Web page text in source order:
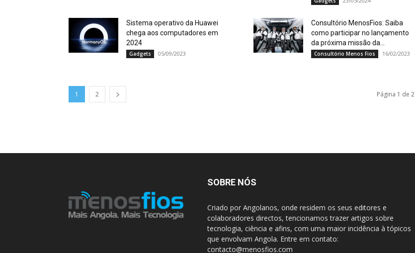
Sistema operativo da Huawei
chega aos computadores em
2024
Gadgets 05/09/2023
Consultório MenosFios: Saiba
como participar no lançamento
da próxima missão da...
Consultório Menos Fios 16/02/2023
1 2 Página 1 de 2
SOBRE NÓS
Criado por Angolanos, onde residem os seus editores e
colaboradores directos, tencionamos trazer artigos sobre
tecnologia, ciência e afins, com uma maior incidência à tópicos
que envolvam Angola. Entre em contato:
contacto@menosfios.com